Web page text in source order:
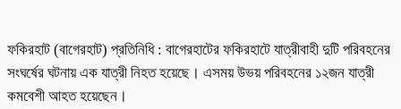
ফকিরহাট (বাগেরহাট) প্রতিনিধি : বাগেরহাটের ফকিরহাটে যাত্রীবাহী দুটি পরিবহনের
সংঘর্ষের ঘটনায় এক যাত্রী নিহত হয়েছে। এসময় উভয় পরিবহনের ১২জন যাত্রী
কমবেশী আহত হয়েছেন।